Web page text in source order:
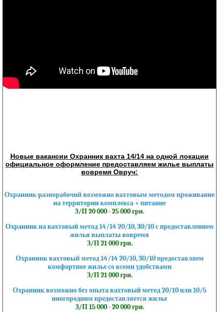
Новые вакансии Охранник вахта 14/14 на одной локации
официальное оформление предоставляем жилье выплаты
вовремя Овруч:
Охранник-разнорабочий возможно вахтовым методом проживание
на территории комплекса + питание
З/П 20 000 - 25 000 грн.
Охранник на вахтовый метод 14/14 20/10, 30/10 с предоставлением
жилья выплаты вовремя
З/П 21 000 грн.
Охранник вахтовый метод 14/14 20/10, 30/10 предоставляем
комфортное жилье со всеми удобствами
З/П 21 000 грн.
Охранник возможно без опыта вахтовый метод 20/10 или 10/5
иногородним предоставляется жилье
З/П 15 000 - 20 000 грн.